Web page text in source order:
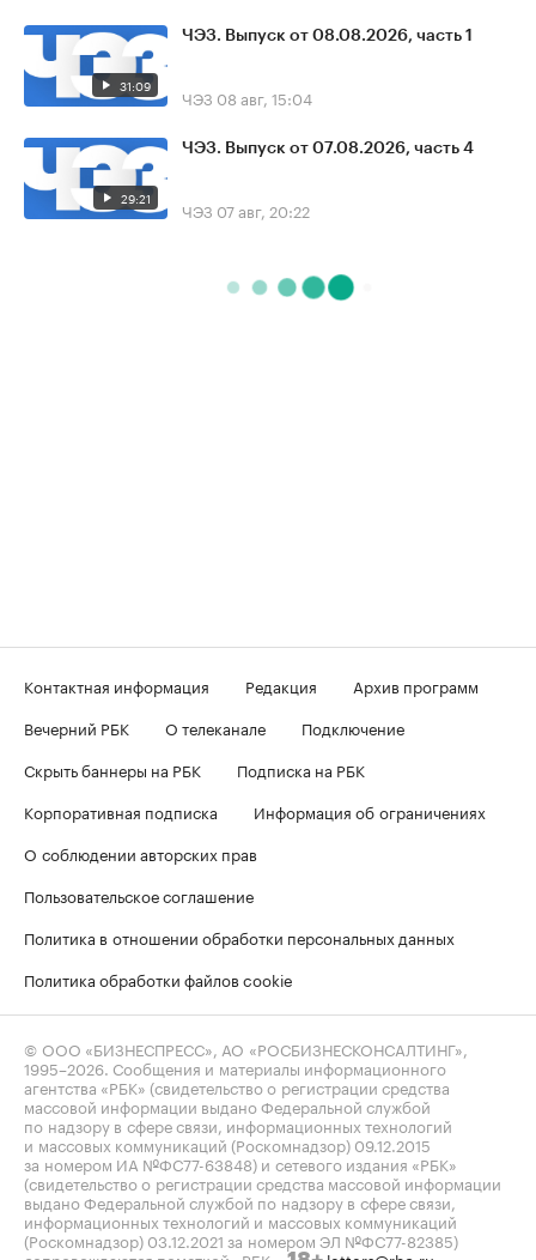
31:09
ЧЭЗ. Выпуск от 08.08.2026, часть 1
ЧЭЗ 08 авг, 15:04
29:21
ЧЭЗ. Выпуск от 07.08.2026, часть 4
ЧЭЗ 07 авг, 20:22
Контактная информация Редакция
Архив программ
Вечерний РБК
О телеканале
Подключение
Скрыть баннеры на РБК
Подписка на РБК
Корпоративная подписка
Информация об ограничениях
О соблюдении авторских прав
Пользовательское соглашение
Политика в отношении обработки персональных данных
Политика обработки файлов cookie
© ООО «БИЗНЕСПРЕСС», АО «РОСБИЗНЕСКОНСАЛТИНГ»,
1995–2026 . Сообщения и материалы информационного
агентства «РБК» (свидетельство о регистрации средства
массовой информации выдано Федеральной службой
по надзору в сфере связи, информационных технологий
и массовых коммуникаций (Роскомнадзор) 09.12.2015
за номером ИА №ФС77-63848) и сетевого издания «РБК»
(свидетельство о регистрации средства массовой информации
выдано Федеральной службой по надзору в сфере связи,
информационных технологий и массовых коммуникаций
(Роскомнадзор) 03.12.2021 за номером ЭЛ №ФС77-82385)